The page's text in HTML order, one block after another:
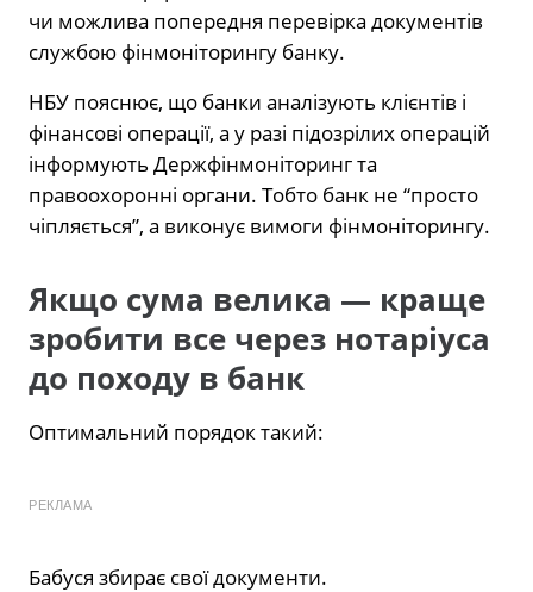
чи можлива попередня перевірка документів
службою фінмоніторингу банку.
НБУ пояснює, що банки аналізують клієнтів і
фінансові операції, а у разі підозрілих операцій
інформують Держфінмоніторинг та
правоохоронні органи. Тобто банк не “просто
чіпляється”, а виконує вимоги фінмоніторингу.
Якщо сума велика — краще
зробити все через нотаріуса
до походу в банк
Оптимальний порядок такий:
РЕКЛАМА
Бабуся збирає свої документи.